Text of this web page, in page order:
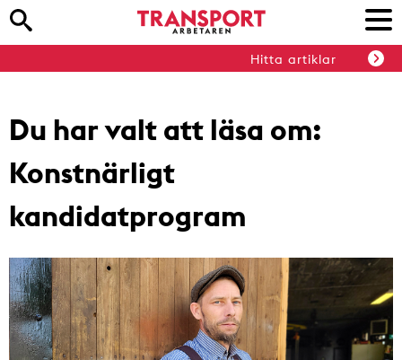
Hitta artiklar
Du har valt att läsa om:
Konstnärligt
kandidatprogram